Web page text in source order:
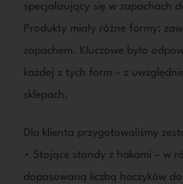
specjalizujący się w zapachach
Produkty miały różne formy:
zapachem. Kluczowe było
każdej z tych form – z
sklepach.
Dla klienta przygotowaliśmy
• Stojące standy z hakami – w
dopasowaną liczbą haczyków do